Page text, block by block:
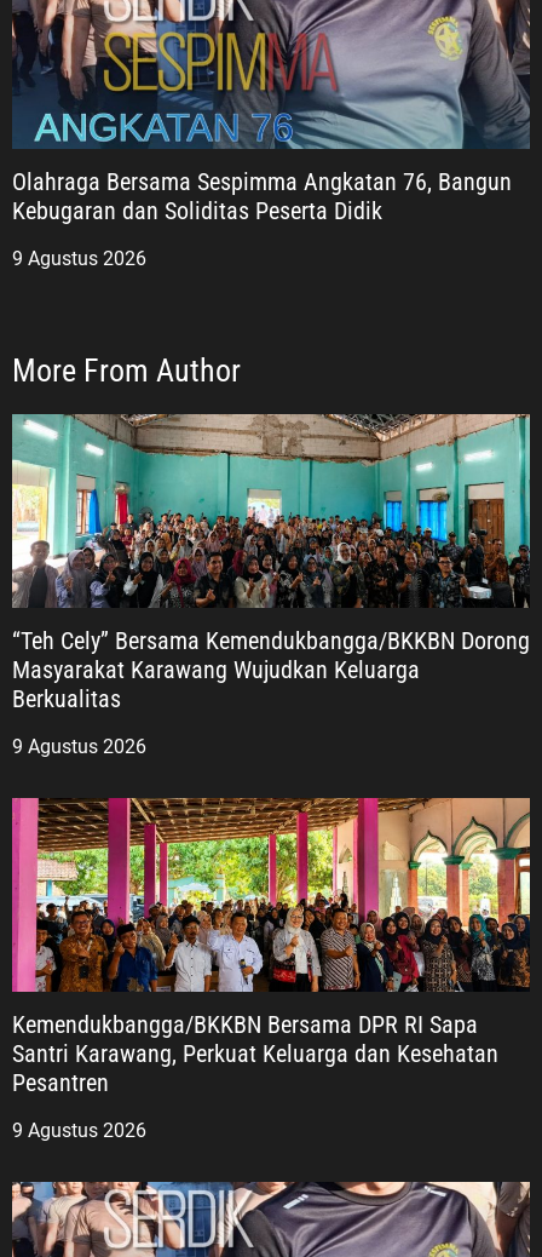
Olahraga Bersama Sespimma Angkatan 76, Bangun
Kebugaran dan Soliditas Peserta Didik
9 Agustus 2026
More From Author
“Teh Cely” Bersama Kemendukbangga/BKKBN Dorong
Masyarakat Karawang Wujudkan Keluarga
Berkualitas
9 Agustus 2026
Kemendukbangga/BKKBN Bersama DPR RI Sapa
Santri Karawang, Perkuat Keluarga dan Kesehatan
Pesantren
9 Agustus 2026